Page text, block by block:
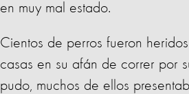
en muy mal estado.
Cientos de perros fueron
casas en su afán de correr por
pudo, muchos de ellos